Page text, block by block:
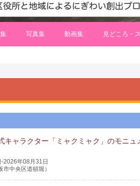
写真集 動画集 見どころ・
キャラクター「ミャクミャク」のモニュ
2026年08月31日
中央区道頓堀）